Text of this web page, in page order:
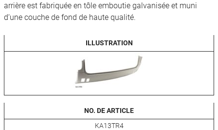
arrière est fabriquée en tôle emboutie galvanisée et muni
d‘une couche de fond de haute qualité.
ILLUSTRATION
NO. DE ARTICLE
KA13TR4